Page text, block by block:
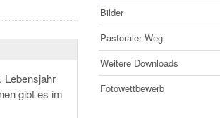
Lebensjahr
gibt es im
Bilder
Pastoraler Weg
Weitere Downloads
Fotowettbewerb